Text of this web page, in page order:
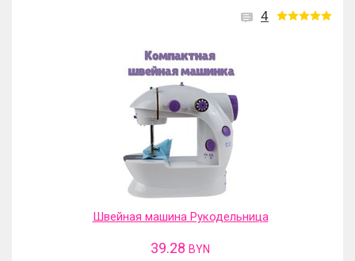
4
Швейная машина Рукодельница
39.28 BYN